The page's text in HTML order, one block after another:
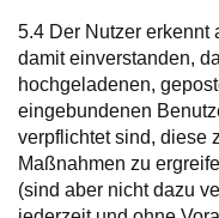
5.4 Der Nutzer erkennt
damit einverstanden,
hochgeladenen,
eingebundenen
verpflichtet sind, diese
Maßnahmen zu
(sind aber nicht dazu